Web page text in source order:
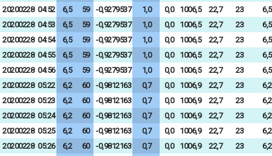
20200228 04:52 6,5 59 -0,9279537 1,0 0,0 1006,5 22,7 23
6,5
20200228 04:53 6,5 59 -0,9279537 1,0 0,0 1006,5 22,7 23
6,5
20200228 04:54 6,5 59 -0,9279537 1,0 0,0 1006,5 22,7 23
6,5
20200228 04:55 6,5 59 -0,9279537 1,0 0,0 1006,5 22,7 23
6,5
20200228 04:56 6,5 59 -0,9279537 1,0 0,0 1006,5 22,7 23
6,5
20200228 05:22 6,2 60 -0,9812163 0,7 0,0 1006,9 22,7 23
6,2
20200228 05:23 6,2 60 -0,9812163 0,7 0,0 1006,9 22,7 23
6,2
20200228 05:24 6,2 60 -0,9812163 0,7 0,0 1006,9 22,7 23
6,2
20200228 05:25 6,2 60 -0,9812163 0,7 0,0 1006,9 22,7 23
6,2
20200228 05:26 6,2 60 -0,9812163 0,7 0,0 1006,9 22,7 23
6,2